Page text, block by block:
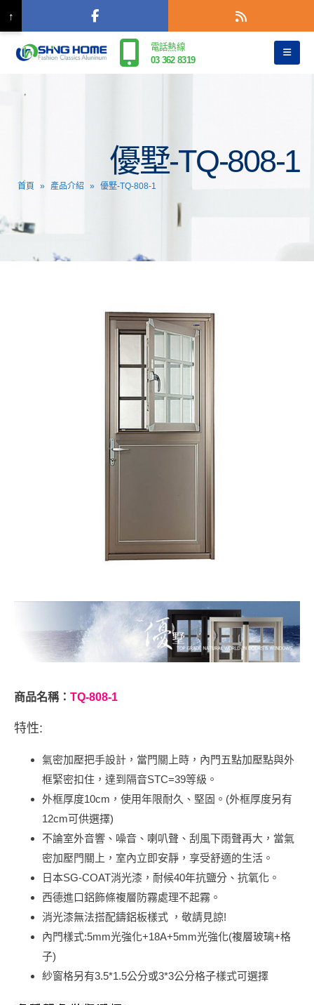
電話熱線
03 362 8319
優墅-TQ-808-1
首頁 » 產品介紹 » 優墅-TQ-808-1
商品名稱： TQ-808-1
特性:
氣密加壓把手設計，當門關上時，內門五點加壓點與外
框緊密扣住，達到隔音STC=39等級。
外框厚度10cm，使用年限耐久、堅固。(外框厚度另有
12cm可供選擇)
不論室外音響、噪音、喇叭聲、刮風下雨聲再大，當氣
密加壓門關上，室內立即安靜，享受舒適的生活。
日本SG-COAT消光漆，耐候40年抗鹽分、抗氧化。
西德進口鋁飾條複層防霧處理不起霧。
消光漆無法搭配鑄鋁板樣式 ，敬請見諒!
內門樣式:5mm光強化+18A+5mm光強化(複層玻璃+格
子)
紗窗格另有3.5*1.5公分或3*3公分格子樣式可選擇
↑